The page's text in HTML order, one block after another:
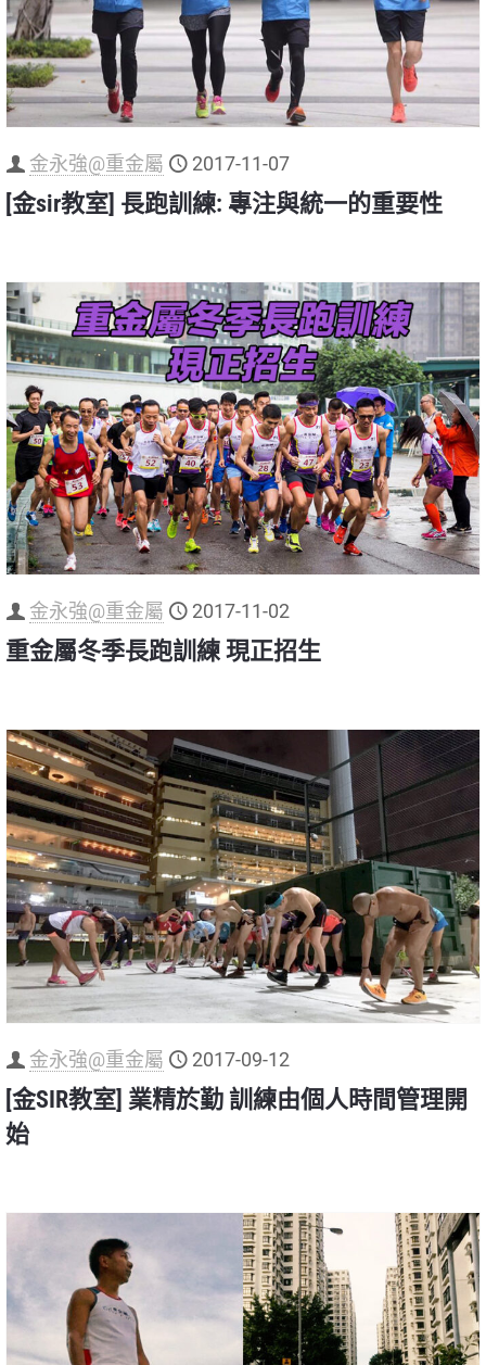
金永強@重金屬 2017-11-07
[金sir教室] 長跑訓練: 專注與統一的重要性
金永強@重金屬 2017-11-02
重金屬冬季長跑訓練 現正招生
金永強@重金屬 2017-09-12
[金SIR教室] 業精於勤 訓練由個人時間管理開
始